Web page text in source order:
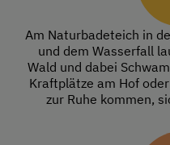
Am Naturbadeteich in
und dem Wasserfall
Wald und dabei
Kraftplätze am Hof
zur Ruhe kommen,